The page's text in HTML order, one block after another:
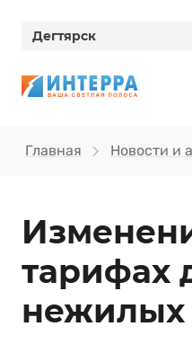
Дегтярск
Главная Новости и
тарифах
нежилых